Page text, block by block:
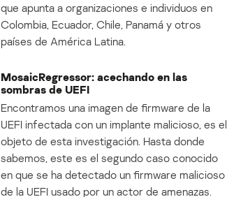
que apunta a organizaciones e individuos en
Colombia, Ecuador, Chile, Panamá y otros
países de América Latina.
MosaicRegressor: acechando en las
sombras de UEFI
Encontramos una imagen de firmware de la
UEFI infectada con un implante malicioso, es el
objeto de esta investigación. Hasta donde
sabemos, este es el segundo caso conocido
en que se ha detectado un firmware malicioso
de la UEFI usado por un actor de amenazas.